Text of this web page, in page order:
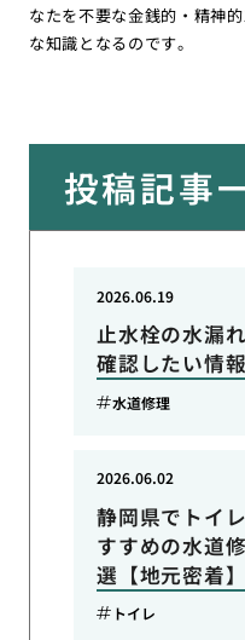
なたを不要な金銭的・精神
な知識となるのです。
投稿記事
止水栓の水漏
確認したい情報
2026.06.19
水道修理
静岡県でトイ
すすめの水道
選【地元密着】
2026.06.02
トイレ